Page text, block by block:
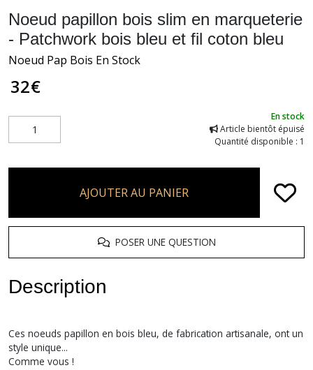
Noeud papillon bois slim en marqueterie
- Patchwork bois bleu et fil coton bleu
Noeud Pap Bois En Stock
32€
En stock
Article bientôt épuisé
Quantité disponible : 1
AJOUTER AU PANIER
POSER UNE QUESTION
Description
Ces noeuds papillon en bois bleu, de fabrication artisanale, ont un
style unique...
Comme vous !